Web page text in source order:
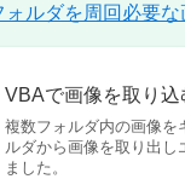
ルダを周回必要
VBAで画像を取り
複数フォルダ内の画像
ルダから画像を取り出
ました。